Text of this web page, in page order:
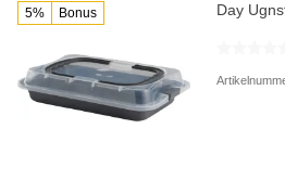
5% Bonus Day